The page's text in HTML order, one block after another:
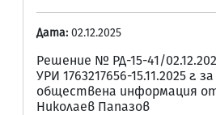
Дата: 02.12.2025
Решение № РД-15-41/
УРИ 1763217656-15.11.2025 г.
обществена информация
Николаев Папазов